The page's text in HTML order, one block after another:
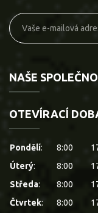
NAŠE
OTEVÍRACÍ
Pondělí: 8:00
Úterý: 8:00
Středa: 8:00
Čtvrtek: 8:00